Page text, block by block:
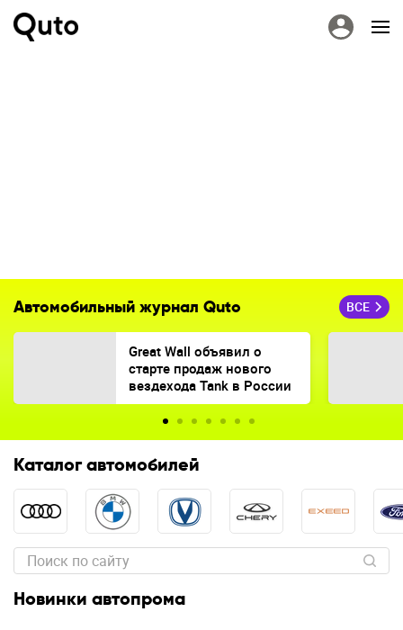
Автомобильный журнал Quto ВСЕ
Great Wall объявил о
старте продаж нового
вездехода Tank в России
Каталог автомобилей
Новинки автопрома